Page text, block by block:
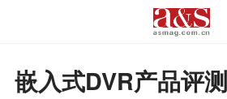
嵌入式DVR产品评